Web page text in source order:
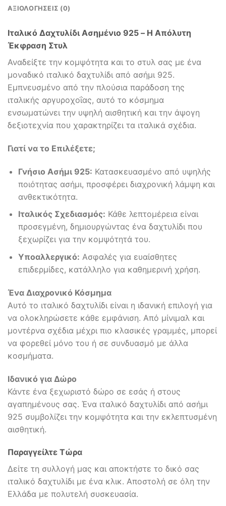
ΑΞΙΟΛΟΓΉΣΕΙΣ (0)
Ιταλικό Δαχτυλίδι Ασημένιο 925 – Η Απόλυτη
Έκφραση Στυλ
Αναδείξτε την κομψότητα και το στυλ σας με ένα
μοναδικό ιταλικό δαχτυλίδι από ασήμι 925.
Εμπνευσμένο από την πλούσια παράδοση της
ιταλικής αργυροχοΐας, αυτό το κόσμημα
ενσωματώνει την υψηλή αισθητική και την άψογη
δεξιοτεχνία που χαρακτηρίζει τα ιταλικά σχέδια.
Γιατί να το Επιλέξετε;
Γνήσιο Ασήμι 925: Κατασκευασμένο από υψηλής
ποιότητας ασήμι, προσφέρει διαχρονική λάμψη και
ανθεκτικότητα.
Ιταλικός Σχεδιασμός: Κάθε λεπτομέρεια είναι
προσεγμένη, δημιουργώντας ένα δαχτυλίδι που
ξεχωρίζει για την κομψότητά του.
Υποαλλεργικό: Ασφαλές για ευαίσθητες
επιδερμίδες, κατάλληλο για καθημερινή χρήση.
Ένα Διαχρονικό Κόσμημα
Αυτό το ιταλικό δαχτυλίδι είναι η ιδανική επιλογή για
να ολοκληρώσετε κάθε εμφάνιση. Από μίνιμαλ και
μοντέρνα σχέδια μέχρι πιο κλασικές γραμμές, μπορεί
να φορεθεί μόνο του ή σε συνδυασμό με άλλα
κοσμήματα.
Ιδανικό για Δώρο
Κάντε ένα ξεχωριστό δώρο σε εσάς ή στους
αγαπημένους σας. Ένα ιταλικό δαχτυλίδι από ασήμι
925 συμβολίζει την κομψότητα και την εκλεπτυσμένη
αισθητική.
Παραγγείλτε Τώρα
Δείτε τη συλλογή μας και αποκτήστε το δικό σας
ιταλικό δαχτυλίδι με ένα κλικ. Αποστολή σε όλη την
Ελλάδα με πολυτελή συσκευασία.